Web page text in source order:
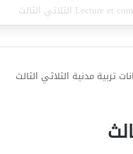
الثالث
تربية مدنية الثلاثي الثالث